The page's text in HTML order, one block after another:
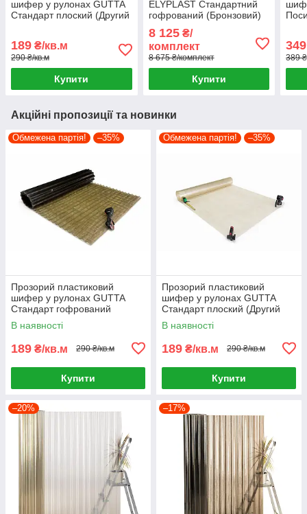
шифер у рулонах GUTTA
Стандарт плоский (Другий
189 ₴/кв.м
290 ₴/кв.м
Купити
ELYPLAST Стандартний
гофрований (Бронзовий)
кріплень по металу 200
шт.
8 125₴/
комплект
8 675 ₴/комплект
Купити
349
389
Акційні пропозиції та новинки
Обмежена партія! –35%
Прозорий пластиковий
шифер у рулонах GUTTA
Стандарт гофрований
(Другий сорт)
В наявності
189 ₴/кв.м 290 ₴/кв.м
Купити
Обмежена партія! –35%
Прозорий пластиковий
шифер у рулонах GUTTA
Стандарт плоский (Другий
сорт)
В наявності
189 ₴/кв.м 290 ₴/кв.м
Купити
–20% –17%